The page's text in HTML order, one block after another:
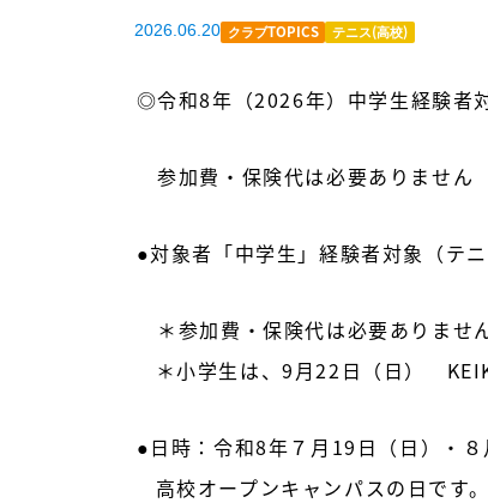
2026.06.20 クラブTOPICS テニス(高校)
◎令和8年（2026年）中学生経験者
参加費・保険代は必要ありません
●対象者「中学生」経験者対象（テニ
＊参加費・保険代は必要ありません
＊小学生は、9月22日（日）
●日時：令和8年７月19日（日）・
高校オープンキャンパスの日です